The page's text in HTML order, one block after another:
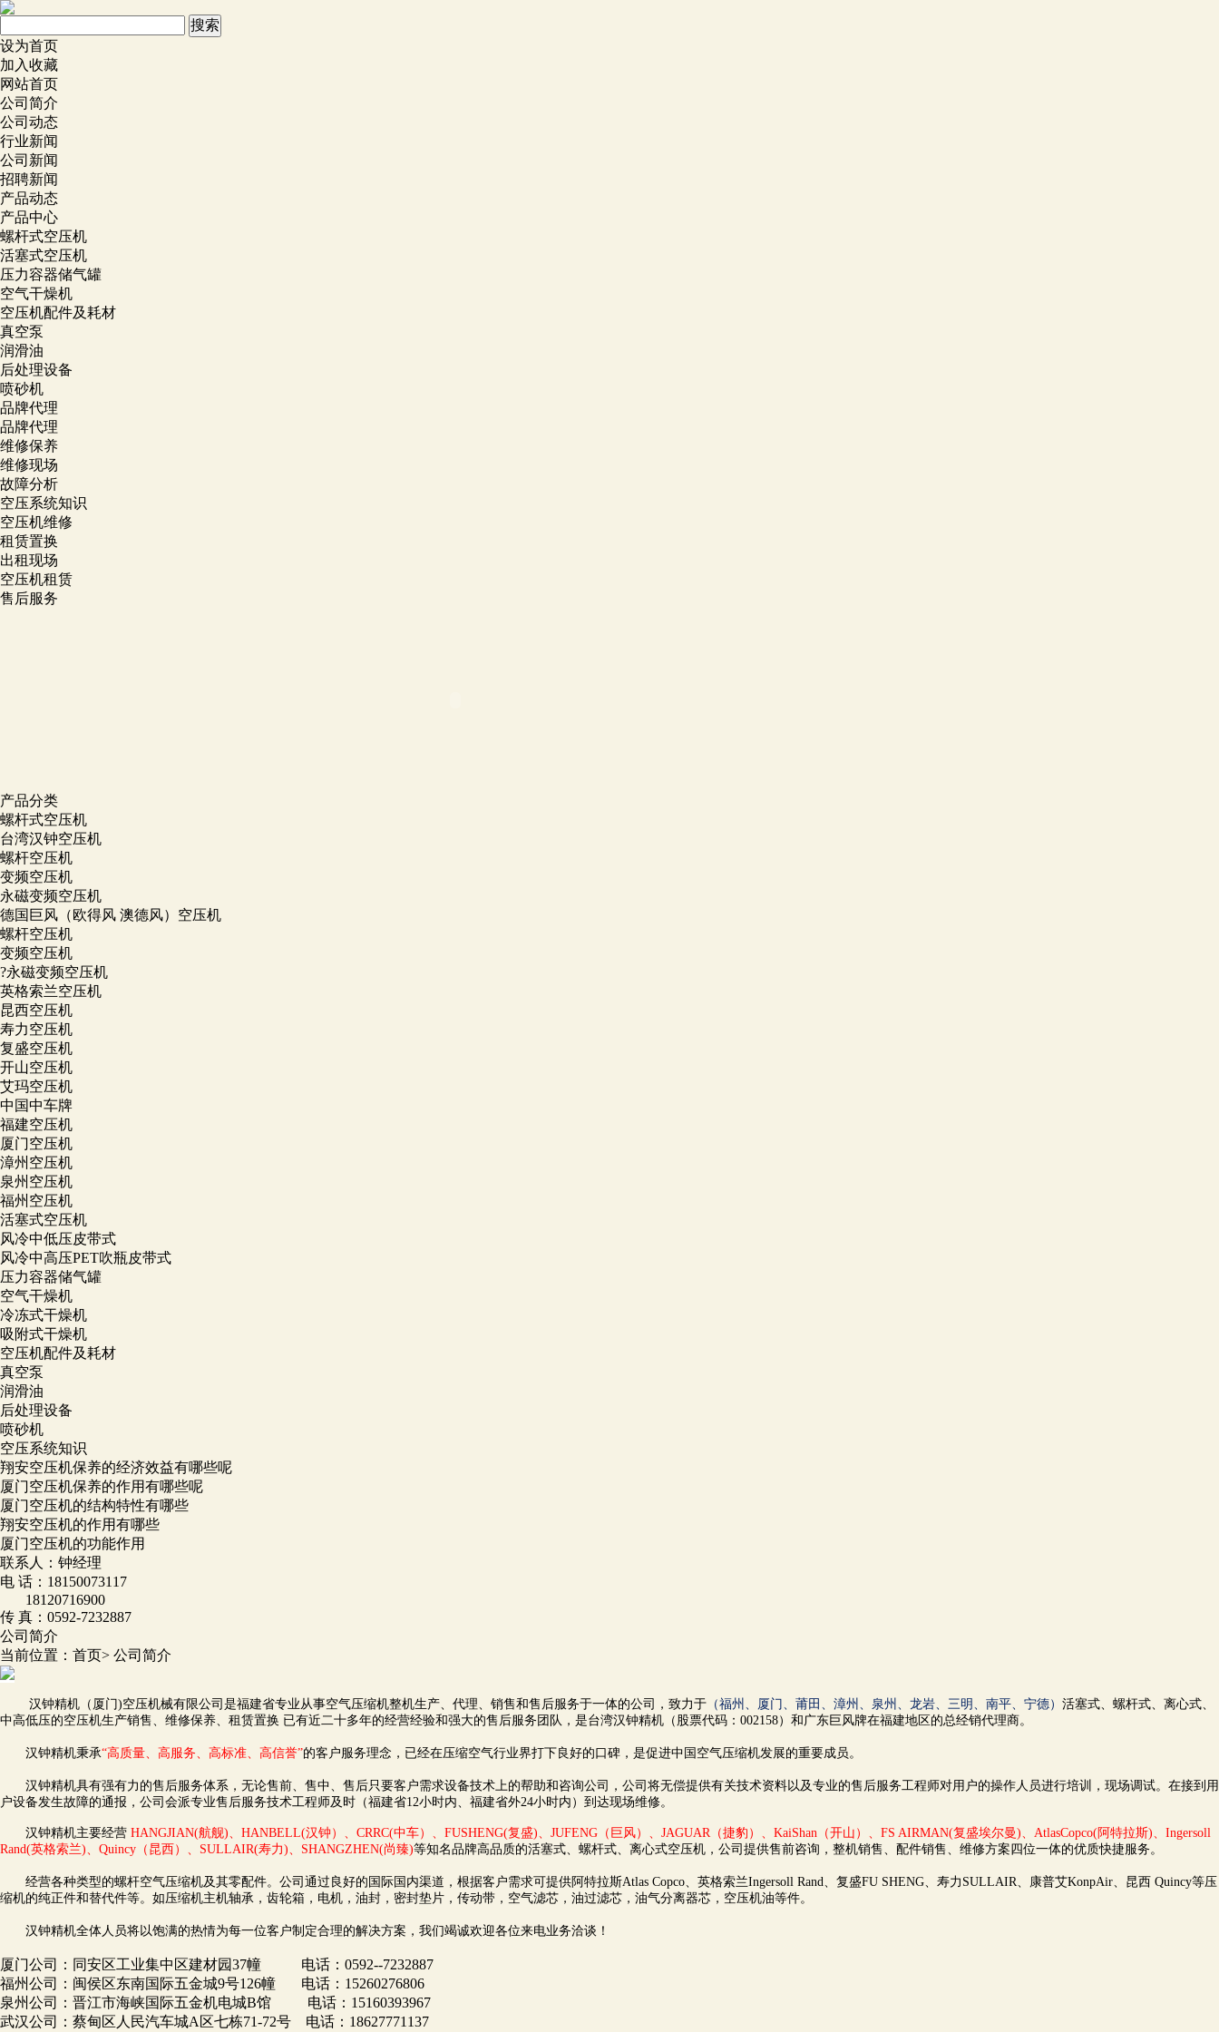
设为首页
加入收藏
网站首页
公司简介
公司动态
行业新闻
公司新闻
招聘新闻
产品动态
产品中心
螺杆式空压机
活塞式空压机
压力容器储气罐
空气干燥机
空压机配件及耗材
真空泵
润滑油
后处理设备
喷砂机
品牌代理
品牌代理
维修保养
维修现场
故障分析
空压系统知识
空压机维修
租赁置换
出租现场
空压机租赁
售后服务
产品分类
螺杆式空压机
台湾汉钟空压机
螺杆空压机
变频空压机
永磁变频空压机
德国巨风（欧得风 澳德风）空压机
螺杆空压机
变频空压机
?永磁变频空压机
英格索兰空压机
昆西空压机
寿力空压机
复盛空压机
开山空压机
艾玛空压机
中国中车牌
福建空压机
厦门空压机
漳州空压机
泉州空压机
福州空压机
活塞式空压机
风冷中低压皮带式
风冷中高压PET吹瓶皮带式
压力容器储气罐
空气干燥机
冷冻式干燥机
吸附式干燥机
空压机配件及耗材
真空泵
润滑油
后处理设备
喷砂机
空压系统知识
翔安空压机保养的经济效益有哪些呢
厦门空压机保养的作用有哪些呢
厦门空压机的结构特性有哪些
翔安空压机的作用有哪些
厦门空压机的功能作用
联系人：钟经理
电 话： 18150073117
18120716900
传 真： 0592-7232887
公司简介
当前位置： 首页> 公司简介
汉钟精机（厦门)空压机械有限公司是福建省专业从事空气压缩机整机生产、代理、销售和售后服务于一体的公司，致力于 （福州、厦门、莆田、漳州、泉州、龙岩、三明、南平、宁德） 活塞式、螺杆式、离心式、
中高低压的空压机生产销售、维修保养、租赁置换 已有近二十多年的经营经验和强大的售后服务团队，是台湾汉钟精机（股票代码：002158）和广东巨风牌在福建地区的总经销代理商。
汉钟精机秉承“高质量、高服务、高标准、高信誉”的客户服务理念，已经在压缩空气行业界打下良好的口碑，是促进中国空气压缩机发展的重要成员。
汉钟精机具有强有力的售后服务体系，无论售前、售中、售后只要客户需求设备技术上的帮助和咨询公司，公司将无偿提供有关技术资料以及专业的售后服务工程师对用户的操作人员进行培训，现场调试。在接到用
户设备发生故障的通报，公司会派专业售后服务技术工程师及时（福建省12小时内、福建省外24小时内）到达现场维修。
汉钟精机主要经营 HANGJIAN(航舰)、HANBELL(汉钟）、CRRC(中车）、FUSHENG(复盛)、JUFENG（巨风）、JAGUAR（捷豹）、KaiShan（开山）、FS AIRMAN(复盛埃尔曼)、AtlasCopco(阿特拉斯)、Ingersoll
Rand(英格索兰)、Quincy（昆西）、SULLAIR(寿力)、SHANGZHEN(尚臻)等知名品牌高品质的活塞式、螺杆式、离心式空压机，公司提供售前咨询，整机销售、配件销售、维修方案四位一体的优质快捷服务。
经营各种类型的螺杆空气压缩机及其零配件。公司通过良好的国际国内渠道，根据客户需求可提供阿特拉斯Atlas Copco、英格索兰Ingersoll Rand、复盛FU SHENG、寿力SULLAIR、康普艾KonpAir、昆西 Quincy等压
缩机的纯正件和替代件等。如压缩机主机轴承，齿轮箱，电机，油封，密封垫片，传动带，空气滤芯，油过滤芯，油气分离器芯，空压机油等件。
汉钟精机全体人员将以饱满的热情为每一位客户制定合理的解决方案，我们竭诚欢迎各位来电业务洽谈！
厦门公司：同安区工业集中区建材园37幢 电话：0592--7232887
福州公司：闽侯区东南国际五金城9号126幢 电话：15260276806
泉州公司：晋江市海峡国际五金机电城B馆 电话：15160393967
武汉公司：蔡甸区人民汽车城A区七栋71-72号 电话：18627771137